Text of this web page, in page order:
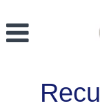
Humanos